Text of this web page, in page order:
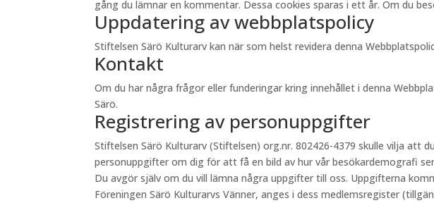
gång du lämnar en kommentar. Dessa cookies sparas i ett år. Om du
Uppdatering av webbplatspolicy
Stiftelsen Särö Kulturarv kan när som helst revidera denna
Kontakt
Om du har några frågor eller funderingar kring innehållet i denna
Särö.
Registrering av personuppgifter
Stiftelsen Särö Kulturarv (Stiftelsen) org.nr. 802426-4379 skulle vilja att
personuppgifter om dig för att få en bild av hur vår besökardemografi
Du avgör själv om du vill lämna några uppgifter till oss. Uppgifterna
Föreningen Särö Kulturarvs Vänner, anges i dess medlemsregister